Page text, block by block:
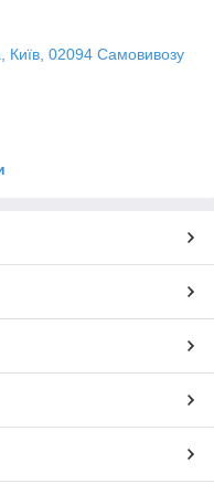
Київ, 02094 Самовивозу